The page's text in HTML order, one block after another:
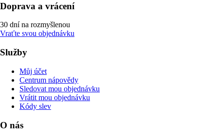
Doprava a vrácení
30 dní na rozmyšlenou
Vraťte svou objednávku
Služby
Můj účet
Centrum nápovědy
Sledovat mou objednávku
Vrátit mou objednávku
Kódy slev
O nás